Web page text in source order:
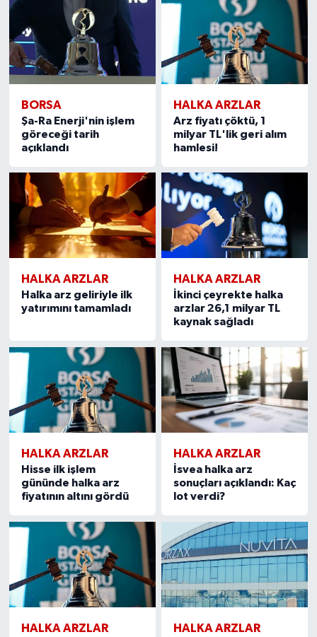
BORSA
Şa-Ra Enerji'nin işlem
göreceği tarih
açıklandı
HALKA ARZLAR
Arz fiyatı çöktü, 1
milyar TL'lik geri alım
hamlesi!
HALKA ARZLAR
Halka arz geliriyle ilk
yatırımını tamamladı
HALKA ARZLAR
İkinci çeyrekte halka
arzlar 26,1 milyar TL
kaynak sağladı
HALKA ARZLAR
Hisse ilk işlem
gününde halka arz
fiyatının altını gördü
HALKA ARZLAR
İsvea halka arz
sonuçları açıklandı: Kaç
lot verdi?
HALKA ARZLAR HALKA ARZLAR